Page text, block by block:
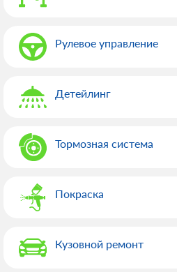
Рулевое управление
Детейлинг
Тормозная система
Покраска
Кузовной ремонт